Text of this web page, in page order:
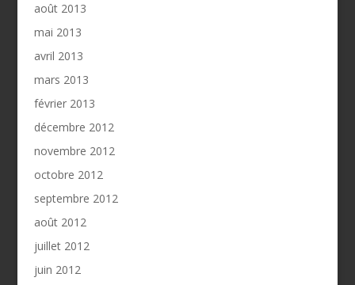
août 2013
mai 2013
avril 2013
mars 2013
février 2013
décembre 2012
novembre 2012
octobre 2012
septembre 2012
août 2012
juillet 2012
juin 2012